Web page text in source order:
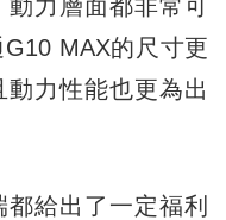
動力層面都非常可
MAX的尺寸更
力性能也更為出
給出了一定福利